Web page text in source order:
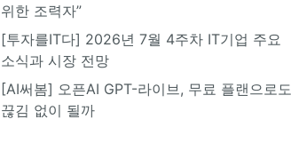
위한 조력자”
[투자를IT다] 2026년 7월 4주차 IT기업 주요
소식과 시장 전망
[AI써봄] 오픈AI GPT-라이브, 무료 플랜으로도
끊김 없이 될까